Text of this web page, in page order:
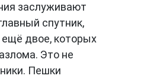
заслуживают
спутник,
двое, которых
Это не
Пешки